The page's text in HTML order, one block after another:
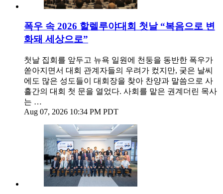
폭우 속 2026 할렐루야대회 첫날 “복음으로 변
화돼 세상으로”
첫날 집회를 앞두고 뉴욕 일원에 천둥을 동반한 폭우가
쏟아지면서 대회 관계자들의 우려가 컸지만, 궂은 날씨
에도 많은 성도들이 대회장을 찾아 찬양과 말씀으로 사
흘간의 대회 첫 문을 열었다. 사회를 맡은 권계더린 목사
는 …
Aug 07, 2026 10:34 PM PDT